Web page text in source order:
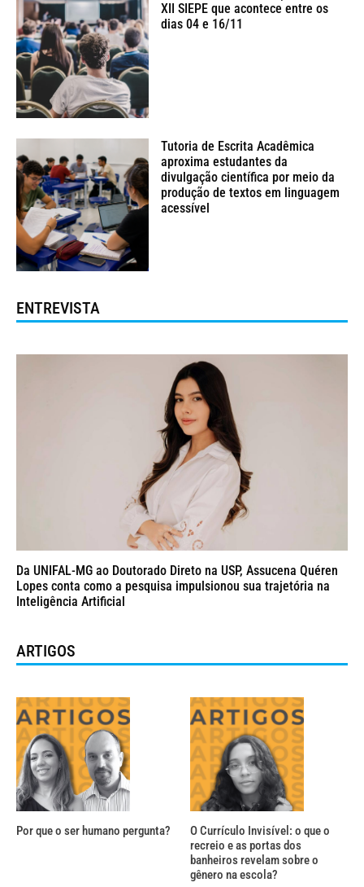
XII SIEPE que acontece entre os
dias 04 e 16/11
Tutoria de Escrita Acadêmica
aproxima estudantes da
divulgação científica por meio da
produção de textos em linguagem
acessível
ENTREVISTA
Da UNIFAL-MG ao Doutorado Direto na USP, Assucena Quéren
Lopes conta como a pesquisa impulsionou sua trajetória na
Inteligência Artificial
ARTIGOS
Por que o ser humano pergunta?
O Currículo Invisível: o que o
recreio e as portas dos
banheiros revelam sobre o
gênero na escola?